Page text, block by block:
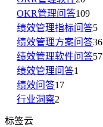
OKR管理问答109
绩效管理指标问答5
绩效管理方案问答36
绩效管理软件问答57
绩效管理问答1
绩效问答17
行业洞察2
标签云